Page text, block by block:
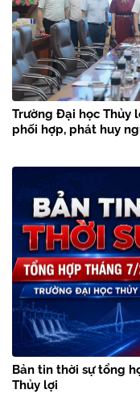
Trường Đại học Thủy
phối hợp, phát huy
Bản tin thời sự tổng
Thủy lợi